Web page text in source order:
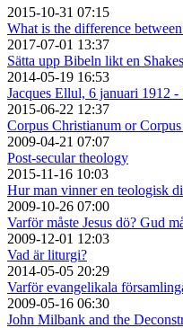
2015-10-31 07:15
What is the difference
2017-07-01 13:37
Sätta upp Bibeln likt en
2014-05-19 16:53
Jacques Ellul, 6 januari 1912 -
2015-06-22 12:37
Corpus Christianum or
2009-04-21 07:07
Post-secular theology
2015-11-16 10:03
Hur man vinner en teologisk
2009-10-26 07:00
Varför måste Jesus dö? Gud
2009-12-01 12:03
Vad är liturgi?
2014-05-05 20:29
Varför evangelikala
2009-05-16 06:30
John Milbank and the